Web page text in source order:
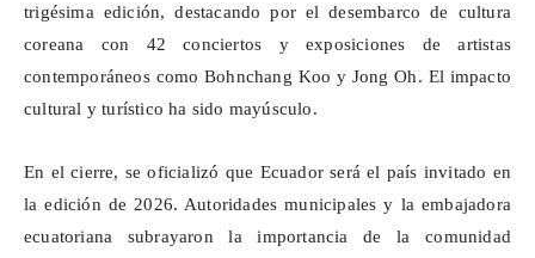
trigésima edición, destacando por el desembarco de cultura
coreana con 42 conciertos y exposiciones de artistas
contemporáneos comoBohnchang Koo y Jong Oh. El impacto
cultural y turístico ha sido mayúsculo.
En el cierre, se oficializó que Ecuador será el país invitado en
la edición de 2026. Autoridades municipales y la embajadora
ecuatoriana subrayaron la importancia de la comunidad